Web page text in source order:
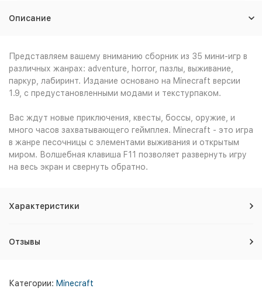
Описание
Представляем вашему вниманию сборник из 35 мини-игр в
различных жанрах: adventure, horror, пазлы, выживание,
паркур, лабиринт. Издание основано на Minecraft версии
1.9, с предустановленными модами и текстурпаком.
Вас ждут новые приключения, квесты, боссы, оружие, и
много часов захватывающего геймплея. Minecraft - это игра
в жанре песочницы с элементами выживания и открытым
миром. Волшебная клавиша F11 позволяет развернуть игру
на весь экран и свернуть обратно.
Характеристики
Отзывы
Категории: Minecraft